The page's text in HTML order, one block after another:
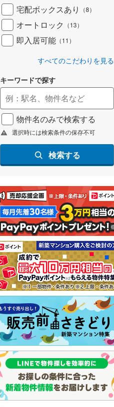
宅配ボックスあり （8）
オートロック （13）
即入居可能 （11 ）
すべてのこだわりを見る
キーワードで探す
物件名のみで検索する
選択時には検索条件の保存不可
検索する